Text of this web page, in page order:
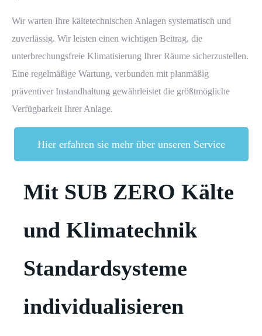
Wir warten Ihre kältetechnischen Anlagen systematisch und
zuverlässig. Wir leisten einen wichtigen Beitrag, die
unterbrechungsfreie Klimatisierung Ihrer Räume sicherzustellen.
Eine regelmäßige Wartung, verbunden mit planmäßig
präventiver Instandhaltung gewährleistet die größtmögliche
Verfügbarkeit Ihrer Anlage.
Hier erfahren sie mehr über unseren Service
Mit SUB ZERO Kälte
und Klimatechnik
Standardsysteme
individualisieren